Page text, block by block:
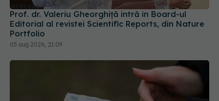
Prof. dr. Valeriu Gheorghiță intră în Board-ul
Editorial al revistei Scientific Reports, din Nature
Portfolio
05 aug 2026, 21:09